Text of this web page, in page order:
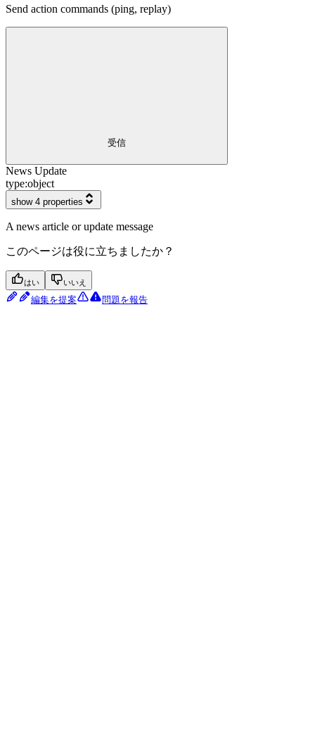
Send action commands (ping, replay)
受信
News Update
type:object
show 4 properties
A news article or update message
このページは役に立ちましたか？
はい いいえ
編集を提案 問題を報告